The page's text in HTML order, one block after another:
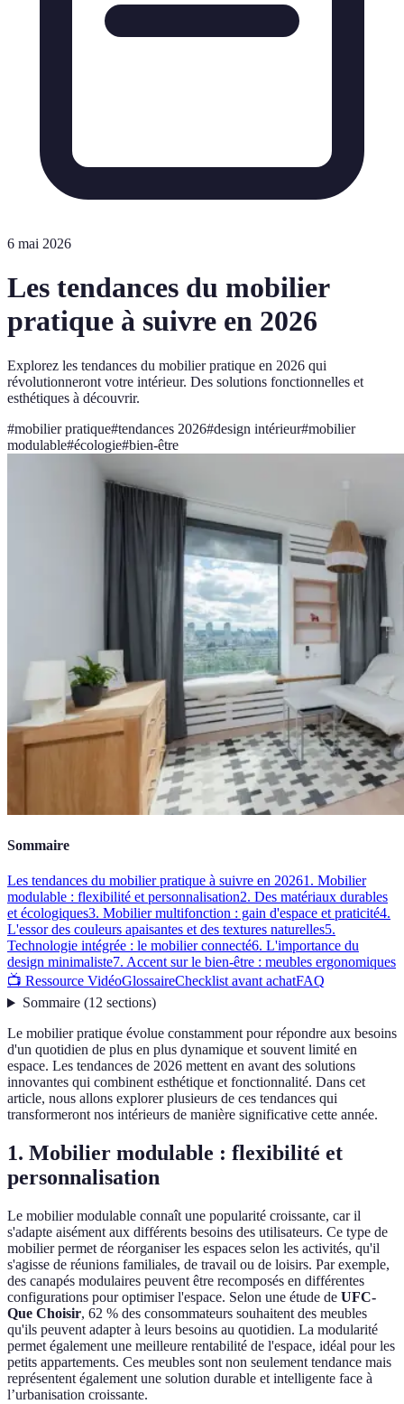
6 mai 2026
Les tendances du mobilier
pratique à suivre en 2026
Explorez les tendances du mobilier pratique en 2026 qui
révolutionneront votre intérieur. Des solutions fonctionnelles et
esthétiques à découvrir.
#mobilier pratique#tendances 2026#design intérieur#mobilier
modulable#écologie#bien-être
Sommaire
Les tendances du mobilier pratique à suivre en 20261. Mobilier
modulable : flexibilité et personnalisation2. Des matériaux durables
et écologiques3. Mobilier multifonction : gain d'espace et praticité4.
L'essor des couleurs apaisantes et des textures naturelles5.
Technologie intégrée : le mobilier connecté6. L'importance du
design minimaliste7. Accent sur le bien-être : meubles ergonomiques
📺 Ressource VidéoGlossaireChecklist avant achatFAQ
Sommaire(12 sections)
Le mobilier pratique évolue constamment pour répondre aux besoins
d'un quotidien de plus en plus dynamique et souvent limité en
espace. Les tendances de 2026 mettent en avant des solutions
innovantes qui combinent esthétique et fonctionnalité. Dans cet
article, nous allons explorer plusieurs de ces tendances qui
transformeront nos intérieurs de manière significative cette année.
1. Mobilier modulable : flexibilité et
personnalisation
Le mobilier modulable connaît une popularité croissante, car il
s'adapte aisément aux différents besoins des utilisateurs. Ce type de
mobilier permet de réorganiser les espaces selon les activités, qu'il
s'agisse de réunions familiales, de travail ou de loisirs. Par exemple,
des canapés modulaires peuvent être recomposés en différentes
configurations pour optimiser l'espace. Selon une étude de UFC-
Que Choisir, 62 % des consommateurs souhaitent des meubles
qu'ils peuvent adapter à leurs besoins au quotidien. La modularité
permet également une meilleure rentabilité de l'espace, idéal pour les
petits appartements. Ces meubles sont non seulement tendance mais
représentent également une solution durable et intelligente face à
l’urbanisation croissante.